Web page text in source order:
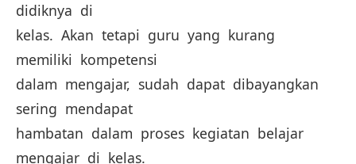
didiknya di
kelas. Akan tetapi guru yang kurang
memiliki kompetensi
dalam mengajar, sudah dapat dibayangkan
sering mendapat
hambatan dalam proses kegiatan belajar
mengajar di kelas.